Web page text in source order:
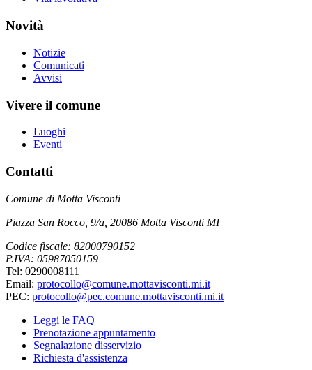
Novità
Notizie
Comunicati
Avvisi
Vivere il comune
Luoghi
Eventi
Contatti
Comune di Motta Visconti
Piazza San Rocco, 9/a, 20086 Motta Visconti MI
Codice fiscale: 82000790152
P.IVA: 05987050159
Tel: 0290008111
Email: protocollo@comune.mottavisconti.mi.it
PEC: protocollo@pec.comune.mottavisconti.mi.it
Leggi le FAQ
Prenotazione appuntamento
Segnalazione disservizio
Richiesta d'assistenza